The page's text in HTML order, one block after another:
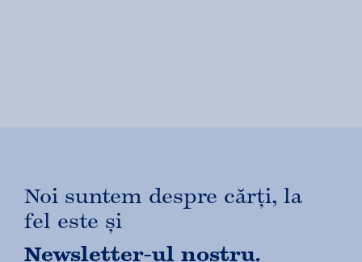
Noi suntem despre cărți, la
fel este și
Newsletter-ul nostru.